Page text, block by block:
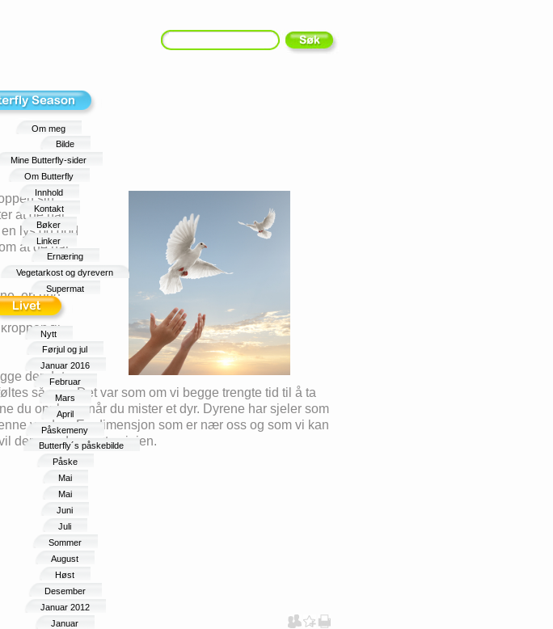
Om meg
Bilde
Mine Butterfly-sider
Om Butterfly
Innhold
Kontakt
Bøker
Linker
Ernæring
Vegetarkost og dyrevern
Supermat
Nytt
Førjul og jul
Januar 2016
Februar
Mars
April
Påskemeny
Butterfly´s påskebilde
Påske
Mai
Mai
Juni
Juli
Sommer
August
Høst
Desember
Januar 2012
Januar
sin.
at de har
lys og god
at de har
en ung
var syk,
til
der det
så nær. Det var som om vi begge trengte tid til å ta
du opplever når du mister et dyr. Dyrene har sjeler som
verden. En dimensjon som er nær oss og som vi kan
dere en dag møtes igjen.